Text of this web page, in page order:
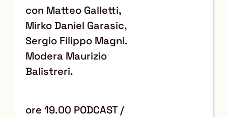
con Matteo Galletti,
Mirko Daniel Garasic,
Sergio Filippo Magni.
Modera Maurizio
Balistreri.
ore 19.00 PODCAST /